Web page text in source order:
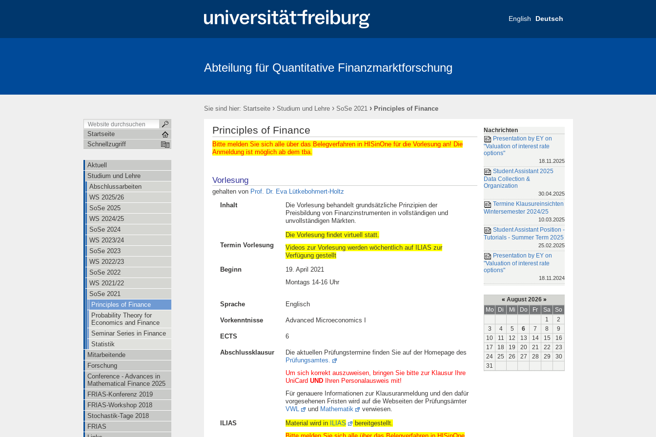
English Deutsch
Stochastik-Tage 2018 FRIAS Links Eikon Kontakt Impressum
Abteilung für Quantitative Finanzmarktforschung
Sie sind hier: Startseite › Studium und Lehre › SoSe 2021 › Principles of Finance
Startseite
Schnellzugriff
Aktuell
Studium und Lehre
Abschlussarbeiten
WS 2025/26
SoSe 2025
WS 2024/25
SoSe 2024
WS 2023/24
SoSe 2023
WS 2022/23
SoSe 2022
WS 2021/22
SoSe 2021
Principles of Finance
Probability Theory for
Economics and Finance
Seminar Series in Finance
Statistik
Mitarbeitende
Forschung
Conference - Advances in
Mathematical Finance 2025
FRIAS-Konferenz 2019
FRIAS-Workshop 2018
Stochastik-Tage 2018
FRIAS
Principles of Finance
Bitte melden Sie sich alle über das Belegverfahren in HISinOne für die Vorlesung an! Die
Anmeldung ist möglich ab dem tba.
Vorlesung
gehalten von Prof. Dr. Eva Lütkebohmert-Holtz
Inhalt
Die Vorlesung behandelt grundsätzliche Prinzipien der
Preisbildung von Finanzinstrumenten in vollständigen und
unvollständigen Märkten.
Termin Vorlesung
Die Vorlesung findet virtuell statt.
Videos zur Vorlesung werden wöchentlich auf ILIAS zur
Verfügung gestellt
Beginn
19. April 2021
Montags 14-16 Uhr
Sprache Englisch
Vorkenntnisse Advanced Microeconomics I
ECTS 6
Abschlussklausur
Die aktuellen Prüfungstermine finden Sie auf der Homepage des
Prüfungsamtes.
Um sich korrekt auszuweisen, bringen Sie bitte zur Klausur Ihre
UniCard UNDIhren Personalausweis mit!
Für genauere Informationen zur Klausuranmeldung und den dafür
vorgesehenen Fristen wird auf die Webseiten der Prüfungsämter
VWL
und Mathematik
verwiesen.
ILIAS
Material wird in ILIAS
bereitgestellt.
Nachrichten
Presentation by EY on
"Valuation of interest rate
options"
18.11.2025
Student Assistant 2025
Data Collection &
Organization
30.04.2025
Termine Klausureinsichten
Wintersemester 2024/25
10.03.2025
Student Assistant Position -
Tutorials - Summer Term 2025
25.02.2025
Presentation by EY on
"Valuation of interest rate
options"
18.11.2024
« August 2026 »
Mo
Di Mi Do Fr Sa
So
1
2
3
4 5 6 7 8
9
10
11 12 13 14 15
16
17
18 19 20 21 22
23
24
25 26 27 28 29
30
31